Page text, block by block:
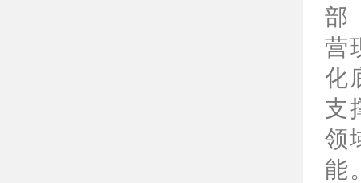
部
营
化
支
领
能